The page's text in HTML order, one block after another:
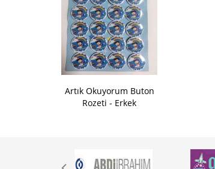
Artık Okuyorum Buton
Rozeti - Erkek